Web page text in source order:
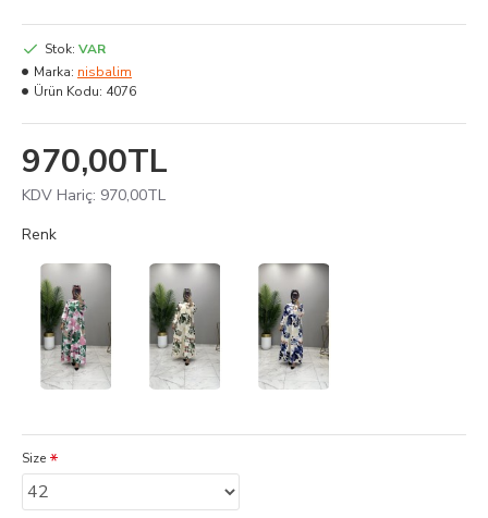
970,00TL
KDV Hariç: 970,00TL
Stok: VAR
Marka: nisbalim
Ürün Kodu: 4076
Renk
Size